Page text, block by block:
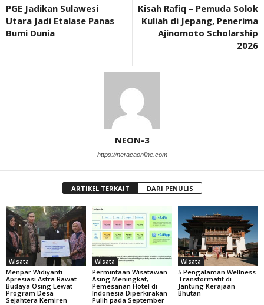
PGE Jadikan Sulawesi
Utara Jadi Etalase Panas
Bumi Dunia
Kisah Rafiq – Pemuda Solok
Kuliah di Jepang, Penerima
Ajinomoto Scholarship
2026
NEON-3
https://neracaonline.com
ARTIKEL TERKAIT DARI PENULIS
Wisata
Menpar Widiyanti
Apresiasi Astra Rawat
Budaya Osing Lewat
Program Desa
Sejahtera Kemiren
Wisata
Permintaan Wisatawan
Asing Meningkat,
Pemesanan Hotel di
Indonesia Diperkirakan
Pulih pada September
Wisata
5 Pengalaman Wellness
Transformatif di
Jantung Kerajaan
Bhutan